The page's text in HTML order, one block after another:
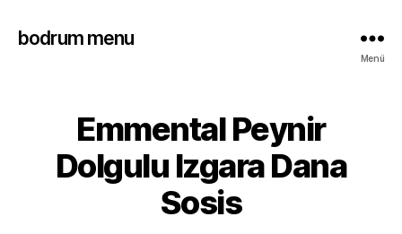
bodrum menu
Menü
Emmental Peynir
Dolgulu Izgara Dana
Sosis